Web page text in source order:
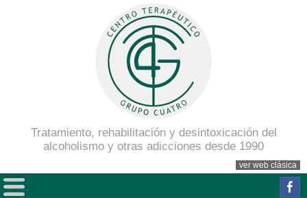
Tratamiento, rehabilitación y desintoxicación del
alcoholismo y otras adicciones desde 1990
ver web clásica